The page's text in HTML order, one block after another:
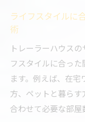
ライフスタイルに
術
トレーラーハウス
フスタイルに合っ
ます。例えば、在
方、ペットと暮ら
合わせて必要な部屋